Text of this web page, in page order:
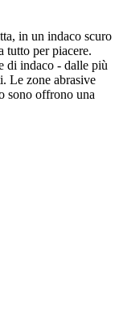
in un indaco scuro
tutto per piacere.
di indaco - dalle più
Le zone abrasive
sono offrono una